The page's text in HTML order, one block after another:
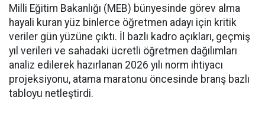
Milli Eğitim Bakanlığı (MEB) bünyesinde görev alma
hayali kuran yüz binlerce öğretmen adayı için kritik
veriler gün yüzüne çıktı. İl bazlı kadro açıkları, geçmiş
yıl verileri ve sahadaki ücretli öğretmen dağılımları
analiz edilerek hazırlanan 2026 yılı norm ihtiyacı
projeksiyonu, atama maratonu öncesinde branş bazlı
tabloyu netleştirdi.